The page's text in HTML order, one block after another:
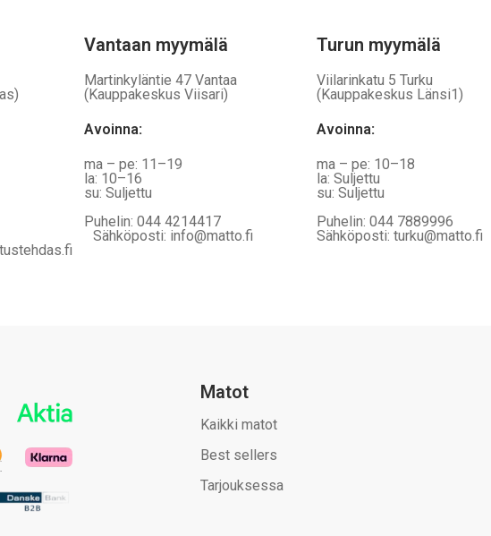
Vantaan myymälä
Martinkyläntie 47 Vantaa
(Kauppakeskus Viisari)
Avoinna:
ma – pe: 11–19
la: 10–16
su: Suljettu
Puhelin: 044 4214417
Sähköposti: info@matto.fi
Turun myymälä
Viilarinkatu 5 Turku
(Kauppakeskus Länsi1)
Avoinna:
ma – pe: 10–18
la: Suljettu
su: Suljettu
Puhelin: 044 7889996
Sähköposti: turku@matto.fi
Matot
Kaikki matot
Best sellers
Tarjouksessa